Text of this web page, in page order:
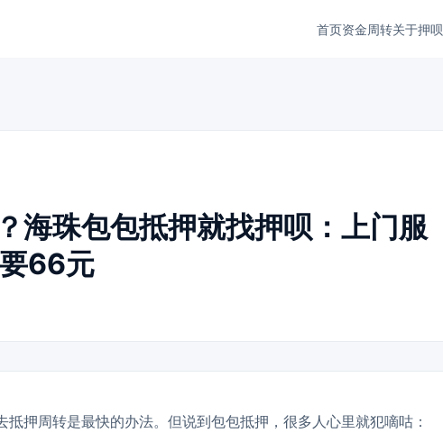
首页资金周转关于押呗
海珠包包抵押就找押呗：上门服
66元
押周转是最快的办法。但说到包包抵押，很多人心里就犯嘀咕：